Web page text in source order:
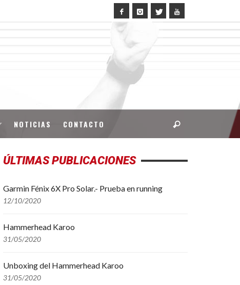
NOTICIAS CONTACTO
ÚLTIMAS PUBLICACIONES
Garmin Fénix 6X Pro Solar.- Prueba en running
12/10/2020
Hammerhead Karoo
31/05/2020
Unboxing del Hammerhead Karoo
31/05/2020